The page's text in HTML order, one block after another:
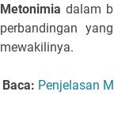
Metonimia dalam
perbandingan
mewakilinya.
Baca: Penjelasan